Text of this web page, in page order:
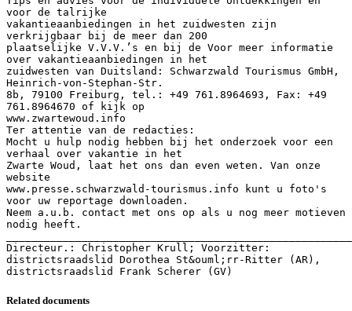
voor de talrijke
vakantieaanbiedingen in het zuidwesten zijn
verkrijgbaar bij de meer dan 200
plaatselijke V.V.V.’s en bij de Voor meer informatie
over vakantieaanbiedingen in het
zuidwesten van Duitsland: Schwarzwald Tourismus GmbH,
Heinrich-von-Stephan-Str.
8b, 79100 Freiburg, tel.: +49 761.8964693, Fax: +49
761.8964670 of kijk op
www.zwartewoud.info
Ter attentie van de redacties:
Mocht u hulp nodig hebben bij het onderzoek voor een
verhaal over vakantie in het
Zwarte Woud, laat het ons dan even weten. Van onze
website
www.presse.schwarzwald-tourismus.info kunt u foto's
voor uw reportage downloaden.
Neem a.u.b. contact met ons op als u nog meer motieven
nodig heeft.
Directeur.: Christopher Krull; Voorzitter:
districtsraadslid Dorothea St&ouml;rr-Ritter (AR),
Related documents